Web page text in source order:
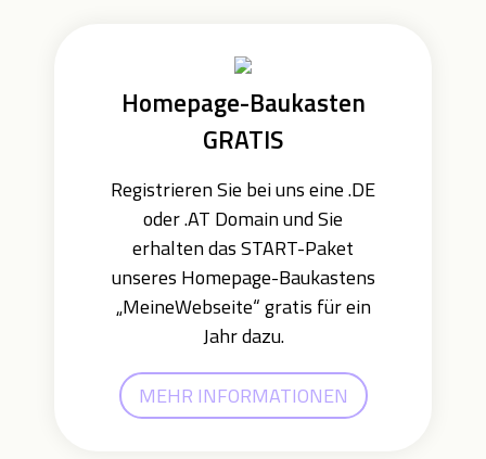
Homepage-Baukasten
GRATIS
Registrieren Sie bei uns eine .DE
oder .AT Domain und Sie
erhalten das START-Paket
unseres Homepage-Baukastens
„MeineWebseite“ gratis für ein
Jahr dazu.
MEHR INFORMATIONEN